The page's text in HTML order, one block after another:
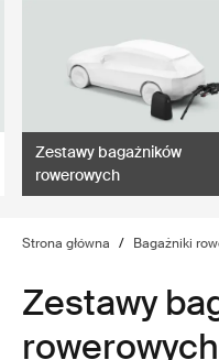
Zestawy bagażników
rowerowych
Strona główna / Bagażniki
Zestawy
rowerowych